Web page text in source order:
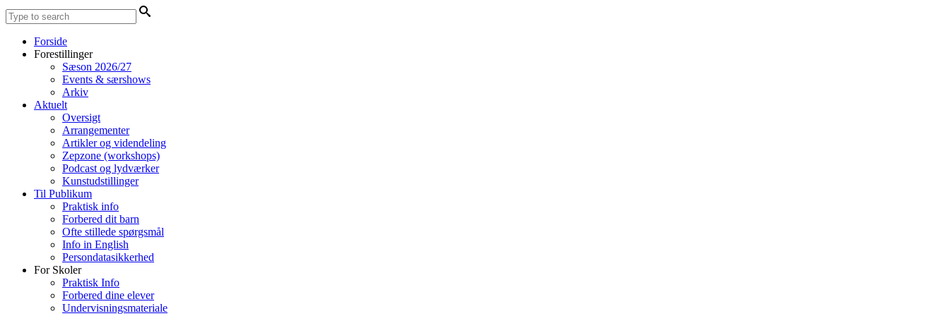
Forside
Forestillinger
Sæson 2026/27
Events & særshows
Arkiv
Aktuelt
Oversigt
Arrangementer
Artikler og videndeling
Zepzone (workshops)
Podcast og lydværker
Kunstudstillinger
Til Publikum
Praktisk info
Forbered dit barn
Ofte stillede spørgsmål
Info in English
Persondatasikkerhed
For Skoler
Praktisk Info
Forbered dine elever
Undervisningsmateriale